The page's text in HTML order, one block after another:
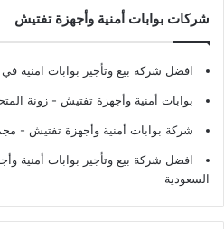
شركات بوابات أمنية وأجهزة تفتيش
افضل شركة بيع وتأجير بوابات امنية
بوابات أمنية وأجهزة تفتيش - زونة
شركة بوابات أمنية وأجهزة تفتيش -
افضل شركة بيع وتأجير بوابات أمنية
السعودية